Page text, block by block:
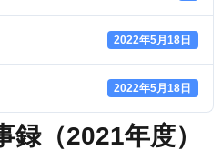
2022年5月18日
2022年5月18日
（2021年度）